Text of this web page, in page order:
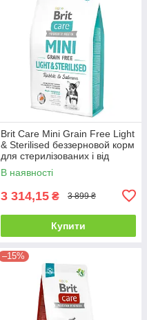
Brit Care Mini Grain Free Light
& Sterilised беззерновой корм
для стерилізованих і від
надмірної ваги собак -7 кг
В наявності
3 314,15 ₴ 3 899 ₴
Купити
–15%